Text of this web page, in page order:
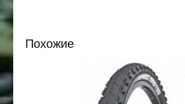
Похожие